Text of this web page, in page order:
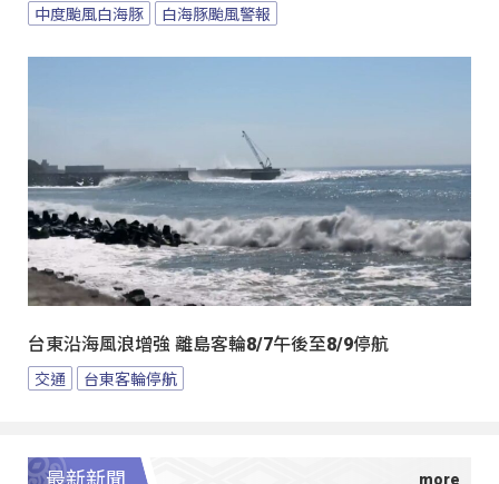
中度颱風白海豚
白海豚颱風警報
台東沿海風浪增強 離島客輪8/7午後至8/9停航
交通 台東客輪停航
最新新聞